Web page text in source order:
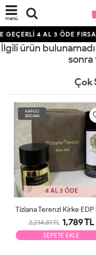
menü
GEÇERLİ 4 AL 3 ÖDE
İlgili ürün
sonra
Çok
KARGO
BEDAVA
4 AL 3 ÖDE
2,214.81 TL 1,789 TL
SEPETE EKLE